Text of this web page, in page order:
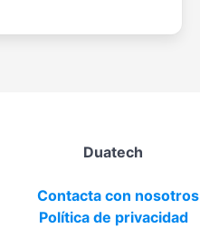
Duatech
Contacta con nosotros
Política de privacidad